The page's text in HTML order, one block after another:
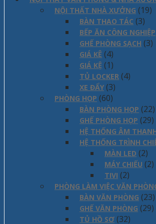
NỘI THẤT NHÀ XƯỞNG (19)
BÀN THAO TÁC (3)
BẾP ĂN CÔNG NGHIỆP
GHẾ PHÒNG SẠCH (3)
GIÁ KÊ (4)
GIÁ KỆ (1)
TỦ LOCKER (4)
XE ĐẨY (3)
PHÒNG HỌP (60)
BÀN PHÒNG HỌP (22)
GHẾ PHÒNG HỌP (29)
HỆ THỐNG ÂM
HỆ THỐNG TRÌNH
MÀN LED (2)
MÁY CHIẾU (2)
TIVI (2)
PHÒNG LÀM VIỆC VĂN
BÀN VĂN PHÒNG (23)
GHẾ VĂN PHÒNG (29)
TỦ HỒ SƠ (32)